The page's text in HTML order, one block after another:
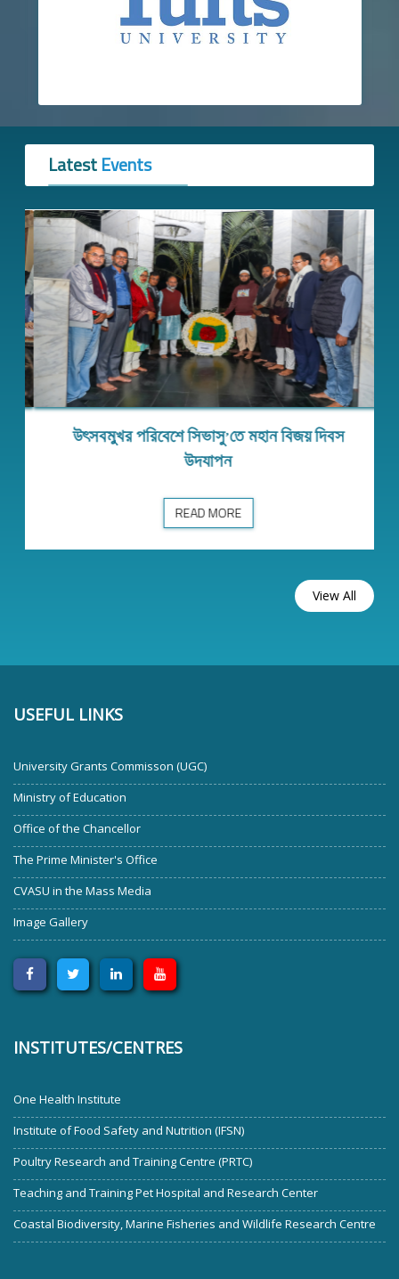
Latest Events
উৎসবমুখর পরিবেশে সিভাসু’তে মহান বিজয় দিবস উদযাপন
উৎসবমুখর পরিবেশে সিভাসু’তে মহান বিজয় দিবস
উদযাপন
READ MORE
View All
USEFUL LINKS
University Grants Commisson (UGC)
Ministry of Education
Office of the Chancellor
The Prime Minister's Office
CVASU in the Mass Media
Image Gallery
INSTITUTES/CENTRES
One Health Institute
Institute of Food Safety and Nutrition (IFSN)
Poultry Research and Training Centre (PRTC)
Teaching and Training Pet Hospital and Research Center
Coastal Biodiversity, Marine Fisheries and Wildlife Research Centre